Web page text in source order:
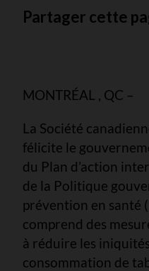
Partager cette
MONTRÉAL , QC –
La Société
félicite le
du Plan d’action
de la Politique
prévention en santé
comprend des
à réduire les
consommation de